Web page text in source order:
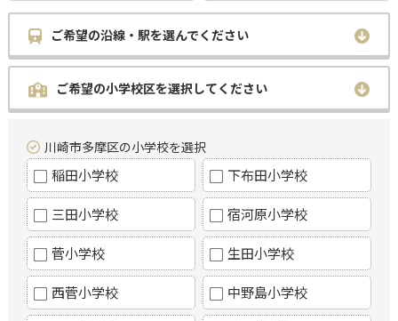
ご希望の沿線・駅を選んでください
ご希望の小学校区を選択してください
川崎市多摩区の小学校を選択
稲田小学校 下布田小学校
三田小学校 宿河原小学校
菅小学校 生田小学校
西菅小学校 中野島小学校